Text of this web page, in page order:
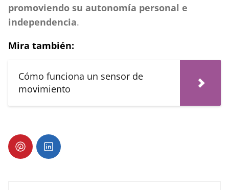
promoviendo su autonomía personal e
independencia.
Mira también:
Cómo funciona un sensor de
movimiento